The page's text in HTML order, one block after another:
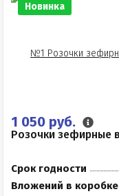
Новинка
1 050 руб.
Розочки зефирные
Срок годности
Вложений в коробке